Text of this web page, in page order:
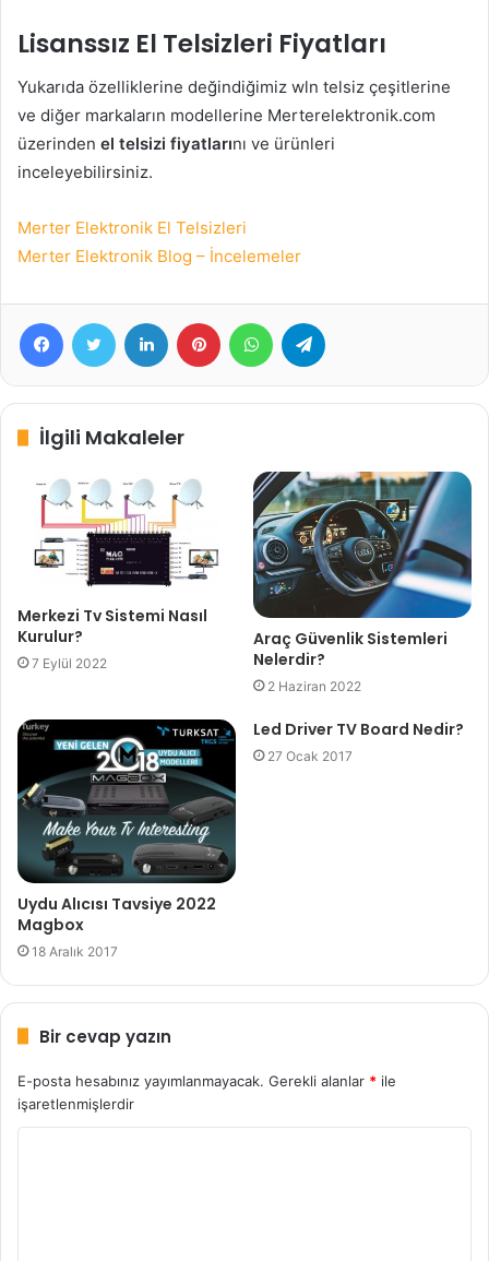
Lisanssız El Telsizleri Fiyatları
Yukarıda özelliklerine değindiğimiz wln telsiz çeşitlerine
ve diğer markaların modellerine Merterelektronik.com
üzerinden el telsizi fiyatlarını ve ürünleri
inceleyebilirsiniz.
Merter Elektronik El Telsizleri
Merter Elektronik Blog – İncelemeler
FacebookTwitter LinkedIn Pinterest WhatsApp
İlgili Makaleler
Merkezi Tv Sistemi Nasıl
Kurulur?
7 Eylül 2022
Araç Güvenlik Sistemleri
Nelerdir?
2 Haziran 2022
Uydu Alıcısı Tavsiye 2022
Magbox
18 Aralık 2017
Led Driver TV Board Nedir?
27 Ocak 2017
Bir cevap yazın
E-posta hesabınız yayımlanmayacak. Gerekli alanlar * ile
işaretlenmişlerdir